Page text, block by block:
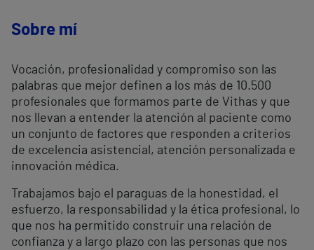
Sobre mí
Vocación, profesionalidad y compromiso son las
palabras que mejor definen a los más de 10.500
profesionales que formamos parte de Vithas y que
nos llevan a entender la atención al paciente como
un conjunto de factores que responden a criterios
de excelencia asistencial, atención personalizada e
innovación médica.
Trabajamos bajo el paraguas de la honestidad, el
esfuerzo, la responsabilidad y la ética profesional, lo
que nos ha permitido construir una relación de
confianza y a largo plazo con las personas que nos